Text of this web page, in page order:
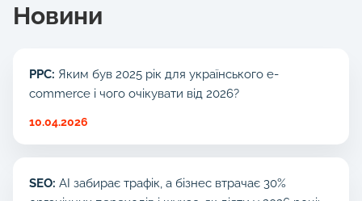
Новини
PPC: Яким був 2025 рік для українського e-
commerce і чого очікувати від 2026?
10.04.2026
SEO: AI забирає трафік, а бізнес втрачає 30%